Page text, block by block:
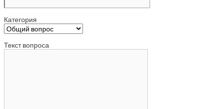
Категория
Текст вопроса